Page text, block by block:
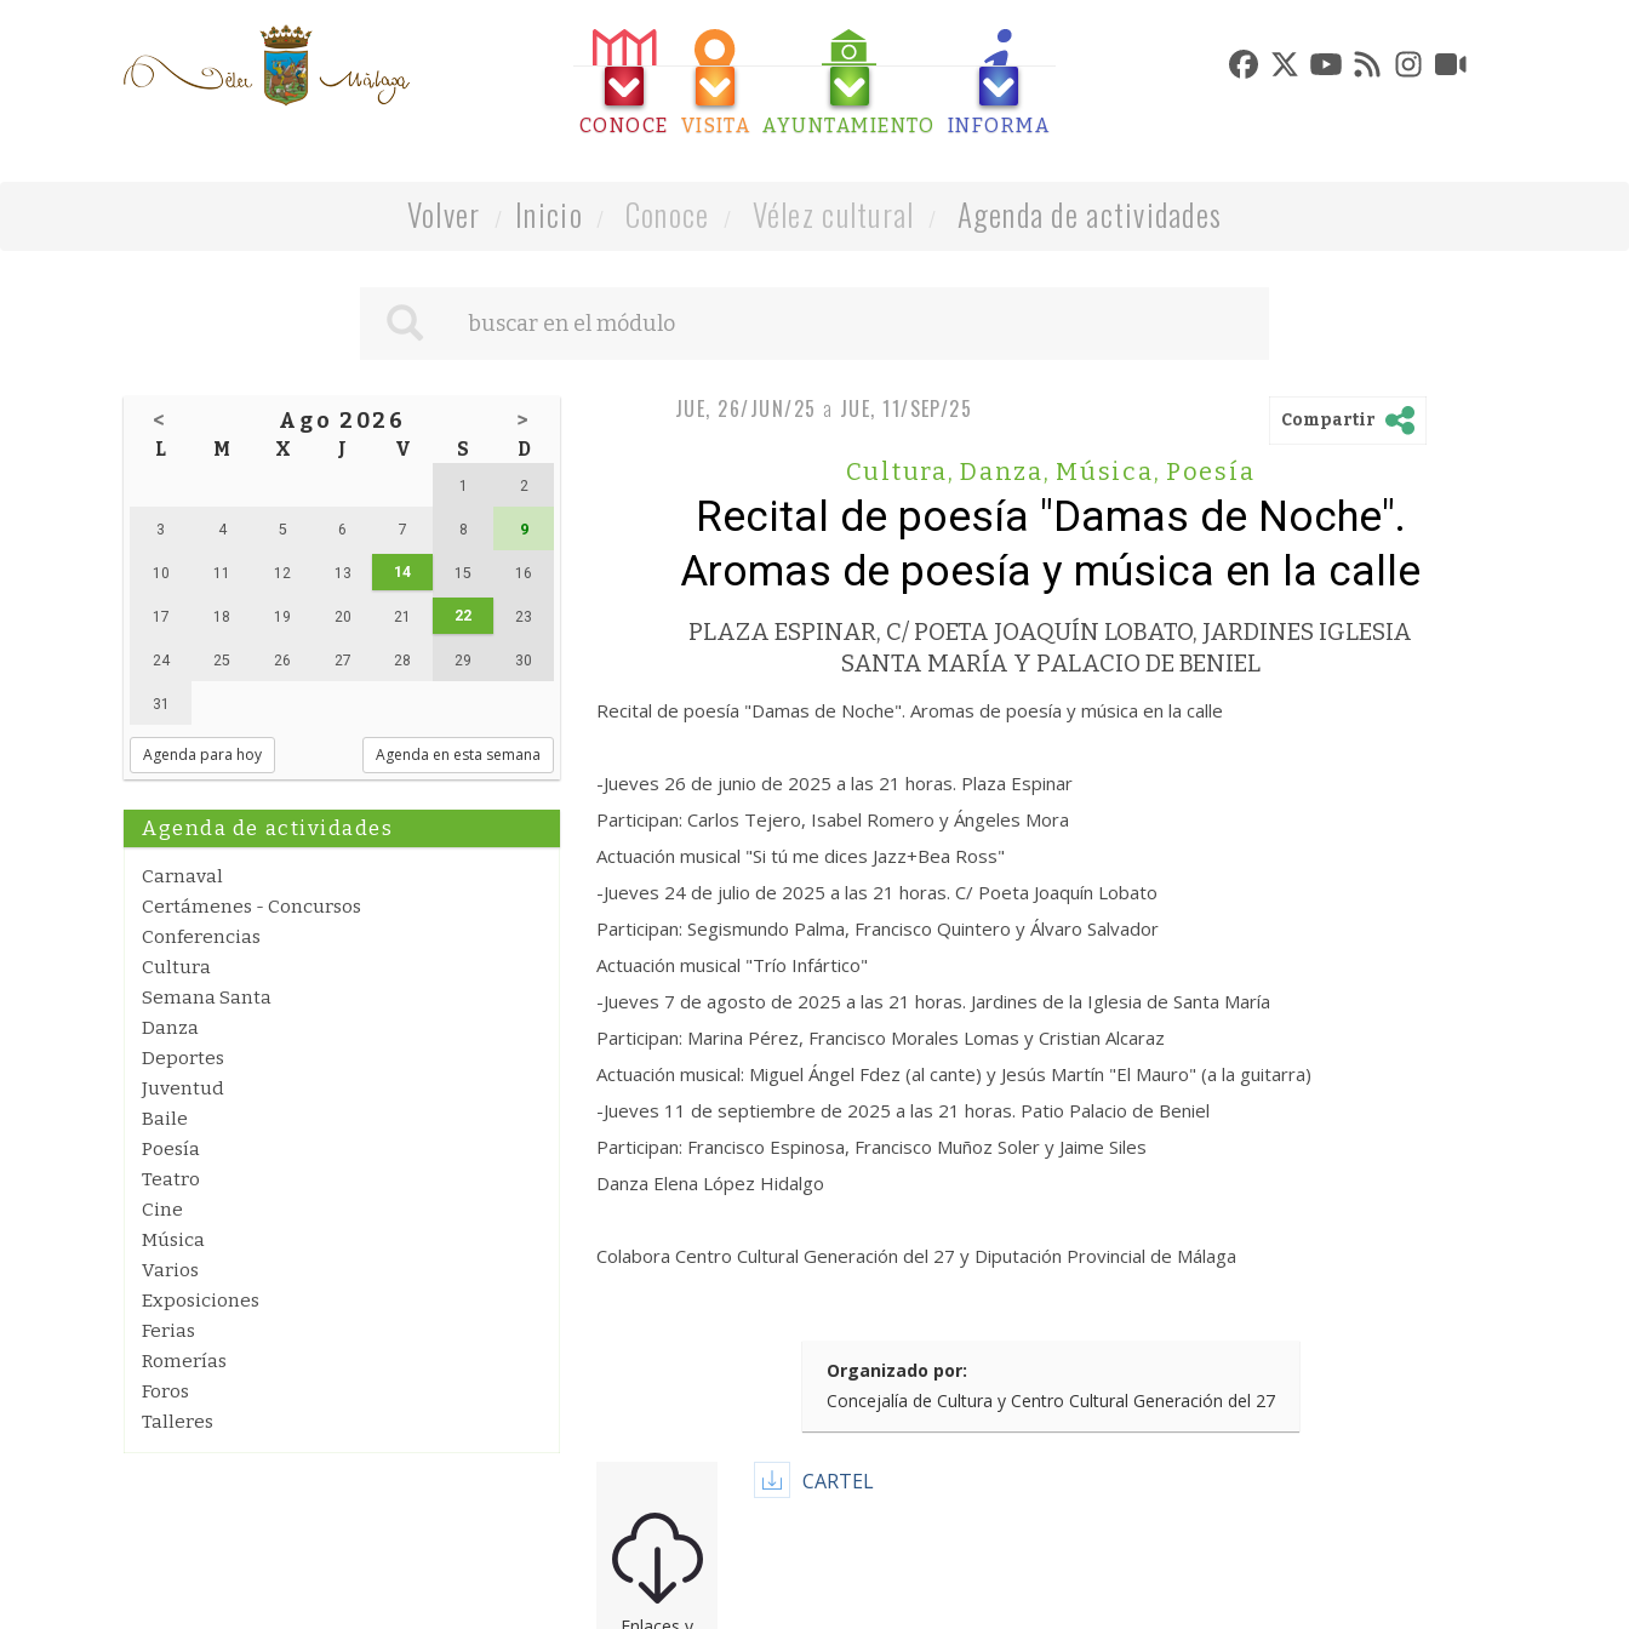
CONOCE VISITA AYUNTAMIENTO INFORMA
Volver Inicio Conoce Vélez cultural Agenda de actividades
< Ago 2026 >
L M X J V S D
1 2
3 4 5 6 7 8 9
10 11 12 13 14 15 16
17 18 19 20 21 22 23
24 25 26 27 28 29 30
31
Agenda para hoy Agenda en esta semana
Agenda de actividades
Carnaval
Certámenes - Concursos
Conferencias
Cultura
Semana Santa
Danza
Deportes
Juventud
Baile
Poesía
Teatro
Cine
Música
Varios
Exposiciones
Ferias
Romerías
Foros
Talleres
JUE, 26/JUN/25 a JUE, 11/SEP/25 Compartir
Cultura, Danza, Música, Poesía
Recital de poesía "Damas de Noche".
Aromas de poesía y música en la calle
PLAZA ESPINAR, C/ POETA JOAQUÍN LOBATO, JARDINES IGLESIA
SANTA MARÍA Y PALACIO DE BENIEL
Recital de poesía "Damas de Noche". Aromas de poesía y música en la calle
-Jueves 26 de junio de 2025 a las 21 horas. Plaza Espinar
Participan: Carlos Tejero, Isabel Romero y Ángeles Mora
Actuación musical "Si tú me dices Jazz+Bea Ross"
-Jueves 24 de julio de 2025 a las 21 horas. C/ Poeta Joaquín Lobato
Participan: Segismundo Palma, Francisco Quintero y Álvaro Salvador
Actuación musical "Trío Infártico"
-Jueves 7 de agosto de 2025 a las 21 horas. Jardines de la Iglesia de Santa María
Participan: Marina Pérez, Francisco Morales Lomas y Cristian Alcaraz
Actuación musical: Miguel Ángel Fdez (al cante) y Jesús Martín "El Mauro" (a la guitarra)
-Jueves 11 de septiembre de 2025 a las 21 horas. Patio Palacio de Beniel
Participan: Francisco Espinosa, Francisco Muñoz Soler y Jaime Siles
Danza Elena López Hidalgo
Colabora Centro Cultural Generación del 27 y Diputación Provincial de Málaga
Organizado por:
Concejalía de Cultura y Centro Cultural Generación del 27
CARTEL